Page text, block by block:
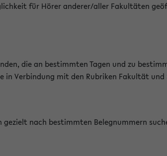
für Hörer anderer/aller Fakultäten
die an bestimmten Tagen und zu
in Verbindung mit den Rubriken Fakultät
gezielt nach bestimmten Belegnummern